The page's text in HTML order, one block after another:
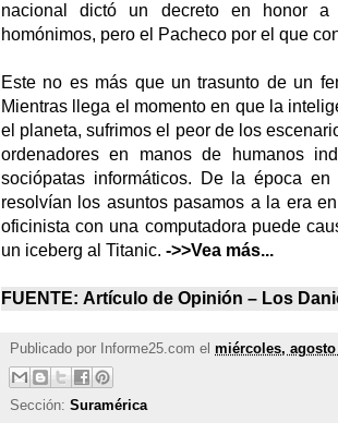
nacional dictó un decreto en honor a
homónimos, pero el Pacheco por el que
Este no es más que un trasunto de un
Mientras llega el momento en que la
el planeta, sufrimos el peor de los
ordenadores en manos de humanos
sociópatas informáticos. De la época
resolvían los asuntos pasamos a la era
oficinista con una computadora puede
un iceberg al Titanic. ->>Vea más...
FUENTE: Artículo de Opinión – Los
Publicado por Informe25.com el miércoles, agosto
Sección: Suramérica